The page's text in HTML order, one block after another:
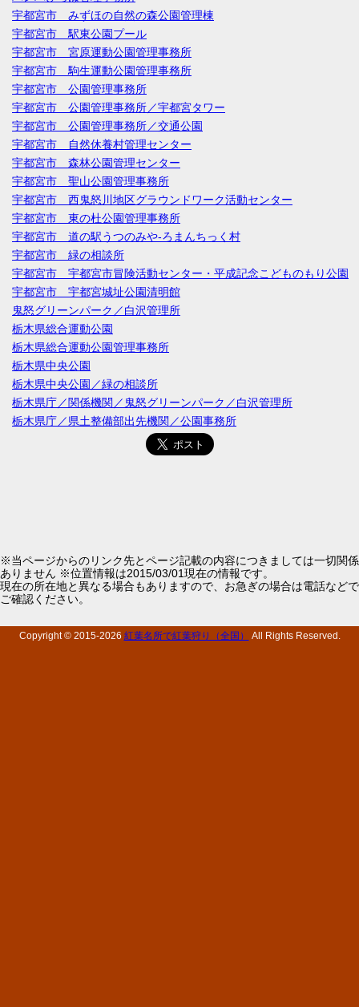
宇都宮市 みずほの自然の森公園管理棟
宇都宮市 駅東公園プール
宇都宮市 宮原運動公園管理事務所
宇都宮市 駒生運動公園管理事務所
宇都宮市 公園管理事務所
宇都宮市 公園管理事務所／宇都宮タワー
宇都宮市 公園管理事務所／交通公園
宇都宮市 自然休養村管理センター
宇都宮市 森林公園管理センター
宇都宮市 聖山公園管理事務所
宇都宮市 西鬼怒川地区グラウンドワーク活動センター
宇都宮市 東の杜公園管理事務所
宇都宮市 道の駅うつのみや‐ろまんちっく村
宇都宮市 緑の相談所
宇都宮市 宇都宮市冒険活動センター・平成記念こどものもり公園
宇都宮市 宇都宮城址公園清明館
鬼怒グリーンパーク／白沢管理所
栃木県総合運動公園
栃木県総合運動公園管理事務所
栃木県中央公園
栃木県中央公園／緑の相談所
栃木県庁／関係機関／鬼怒グリーンパーク／白沢管理所
栃木県庁／県土整備部出先機関／公園事務所
※当ページからのリンク先とページ記載の内容につきましては一切関係
ありません ※位置情報は2015/03/01現在の情報です。
現在の所在地と異なる場合もありますので、お急ぎの場合は電話などで
ご確認ください。
Copyright © 2015-2026 紅葉名所で紅葉狩り（全国） All Rights Reserved.